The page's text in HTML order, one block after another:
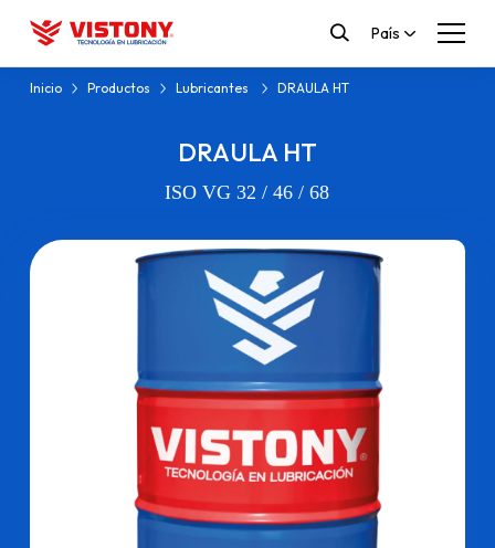
País
Inicio Productos Lubricantes DRAULA HT
DRAULA HT
ISO VG 32 / 46 / 68